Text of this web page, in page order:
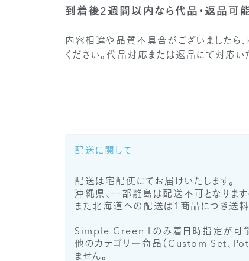
到着後2週間以内なら代品・返品可
内容相違や品質不具合がございましたら
ください。代品対応または返品にて対応い
配送に関して
配送は宅配便にてお届けいたします。
沖縄県、一部離島は配送不可となります
また北海道への配送は1商品につき送料
Simple Green Lのみ着日時指定が可能
他のカテゴリー商品（Custom Set、
ません。